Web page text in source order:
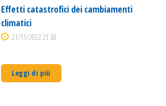
Effetti catastrofici dei cambiamenti
climatici
21/11/2022 21:30
Leggi di più